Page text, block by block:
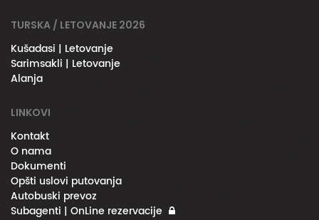
TURSKA / LETOVANJE 2026
Kušadasi | Letovanje
Sarimsakli | Letovanje
Alanja
LINKOVI
Kontakt
O nama
Dokumenti
Opšti uslovi putovanja
Autobuski prevoz
Subagenti | OnLine rezervacije